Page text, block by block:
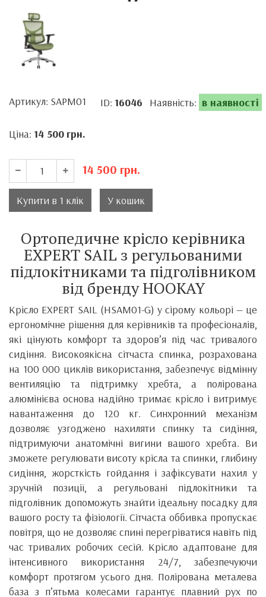
ID: 16046 Наявність: в наявності
Артикул: SAPM01
Ціна: 14 500 грн.
14 500 грн.
Купити в 1 клік У кошик
Ортопедичне крісло керівника
EXPERT SAIL з регульованими
підлокітниками та підголівником
від бренду HOOKAY
Крісло EXPERT SAIL (HSAM01-G) у сірому кольорі — це
ергономічне рішення для керівників та професіоналів,
які цінують комфорт та здоров’я під час тривалого
сидіння. Високоякісна сітчаста спинка, розрахована
на 100 000 циклів використання, забезпечує відмінну
вентиляцію та підтримку хребта, а полірована
алюмінієва основа надійно тримає крісло і витримує
навантаження до 120 кг. Синхронний механізм
дозволяє узгоджено нахиляти спинку та сидіння,
підтримуючи анатомічні вигини вашого хребта. Ви
зможете регулювати висоту крісла та спинки, глибину
сидіння, жорсткість гойдання і зафіксувати нахил у
зручній позиції, а регульовані підлокітники та
підголівник допоможуть знайти ідеальну посадку для
вашого росту та фізіології. Сітчаста оббивка пропускає
повітря, що не дозволяє спині перегріватися навіть під
час тривалих робочих сесій. Крісло адаптоване для
інтенсивного використання 24/7, забезпечуючи
комфорт протягом усього дня. Полірована металева
база з п’ятьма колесами гарантує плавний рух по